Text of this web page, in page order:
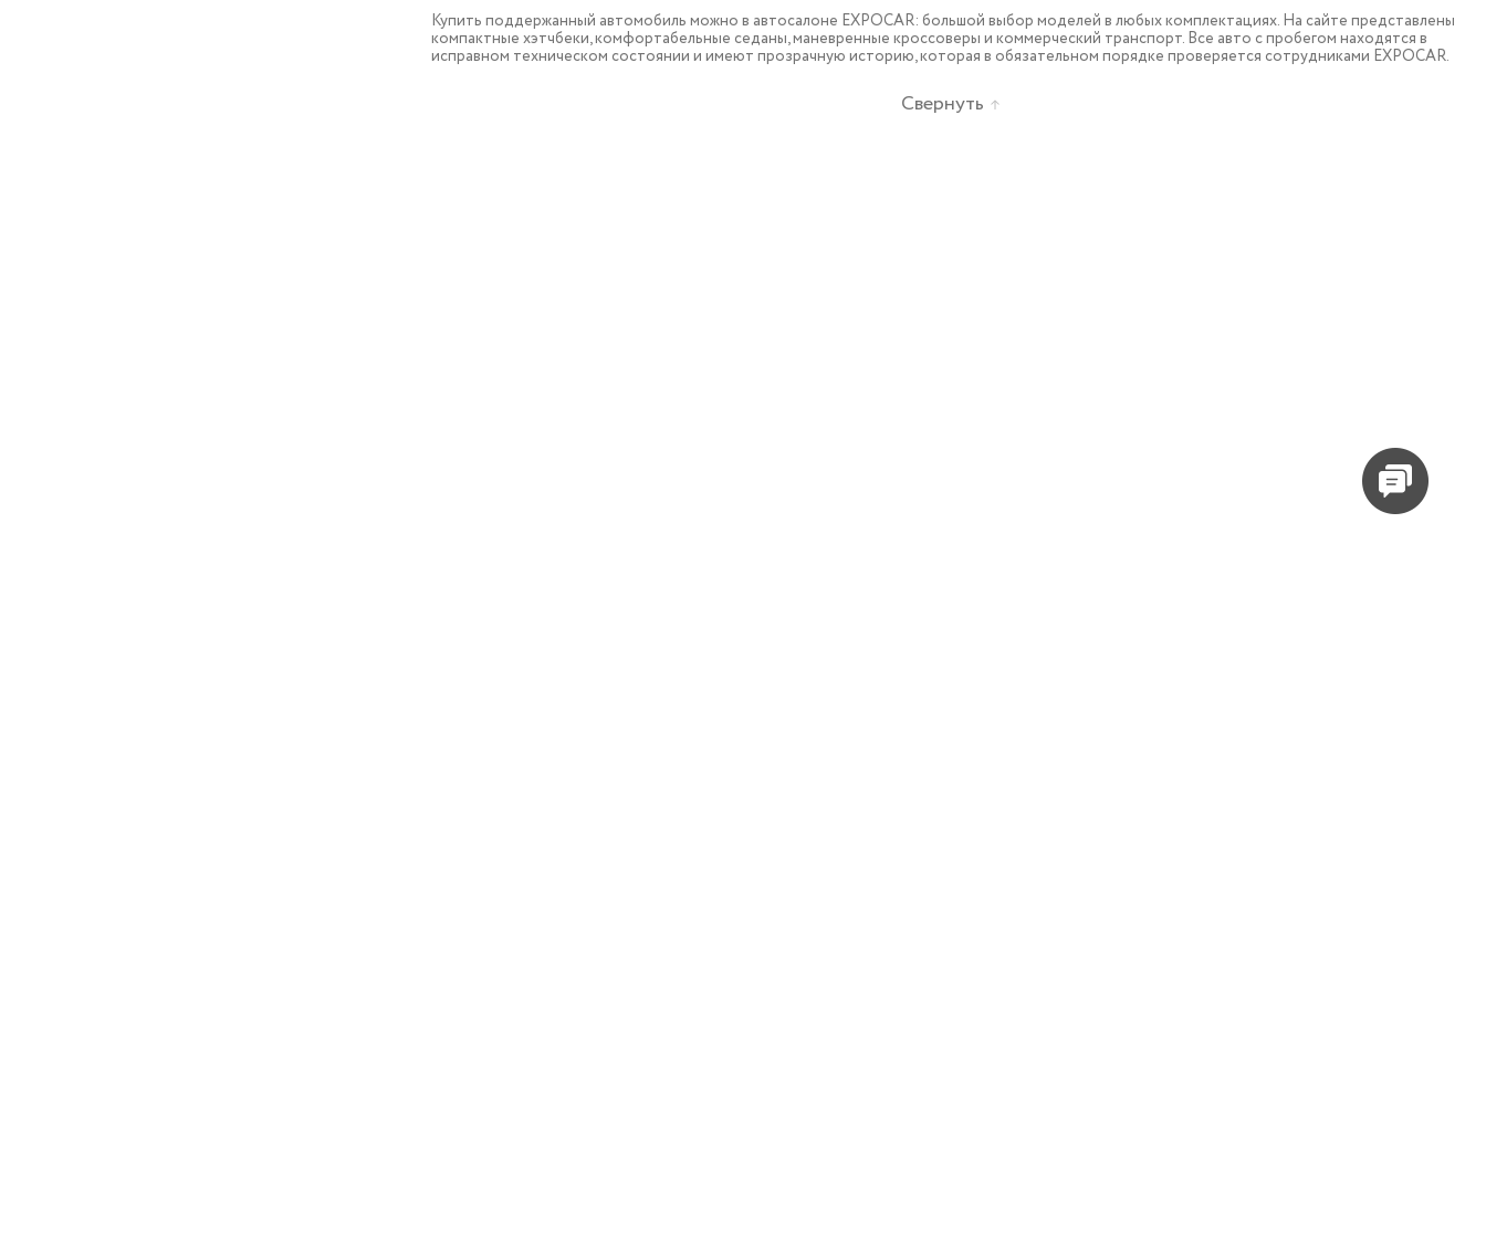
Купить поддержанный автомобиль можно в автосалоне EXPOCAR: большой выбор моделей в любых комплектациях. На сайте представлены
компактные хэтчбеки, комфортабельные седаны, маневренные кроссоверы и коммерческий транспорт. Все авто с пробегом находятся в
исправном техническом состоянии и имеют прозрачную историю, которая в обязательном порядке проверяется сотрудниками EXPOCAR.
Свернуть